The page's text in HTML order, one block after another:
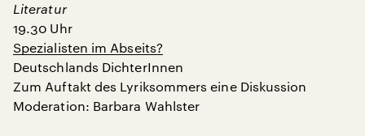
Literatur
19.30 Uhr
Spezialisten im Abseits?
Deutschlands DichterInnen
Zum Auftakt des Lyriksommers eine Diskussion
Moderation: Barbara Wahlster